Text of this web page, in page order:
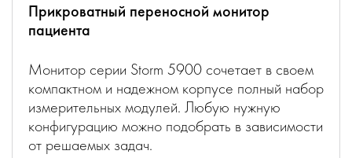
Прикроватный переносной монитор
пациента
Монитор серии Storm 5900 сочетает в своем
компактном и надежном корпусе полный набор
измерительных модулей. Любую нужную
конфигурацию можно подобрать в зависимости
от решаемых задач.